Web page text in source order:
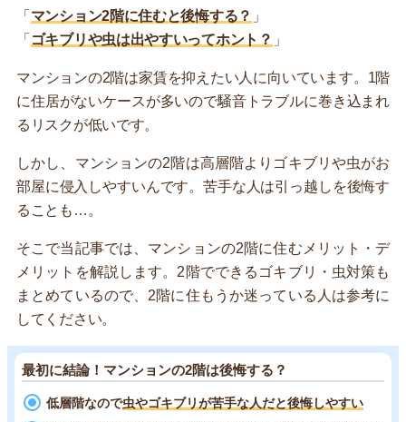
「 マンション2階に住むと後悔する？ 」
「 ゴキブリや虫は出やすいってホント？ 」
マンションの2階は家賃を抑えたい人に向いています。1階
に住居がないケースが多いので騒音トラブルに巻き込まれ
るリスクが低いです。
しかし、マンションの2階は高層階よりゴキブリや虫がお
部屋に侵入しやすいんです。苦手な人は引っ越しを後悔す
ることも…。
そこで当記事では、マンションの2階に住むメリット・デ
メリットを解説します。2階でできるゴキブリ・虫対策も
まとめているので、2階に住もうか迷っている人は参考に
してください。
最初に結論！マンションの2階は後悔する？
低層階なので虫やゴキブリが苦手な人だと後悔しやすい